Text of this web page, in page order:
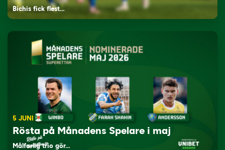
Bichis fick flest…
5 JUNI
Rösta på Månadens Spelare i maj
Målfarlig trio gör…